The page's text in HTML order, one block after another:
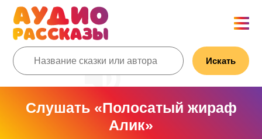
Искать
Слушать «Полосатый жираф
Алик»